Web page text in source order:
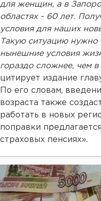
для женщин, а в
областях - 60 лет.
условия для наших
Такую ситуацию нужно
нынешние условия
гораздо сложнее, чем
цитирует издание
По его словам,
возраста также
работать в новых
поправки
страховых пенсиях».